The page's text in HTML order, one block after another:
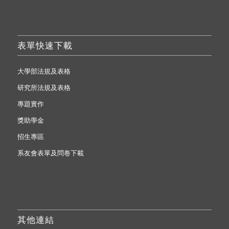
表單快速下載
大學部法規及表格
研究所法規及表格
專題實作
獎助學金
招生專區
系友會表單及問卷下載
其他連結